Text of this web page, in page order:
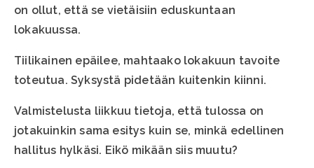
on ollut, että se vietäisiin eduskuntaan
lokakuussa.
Tiilikainen epäilee, mahtaako lokakuun tavoite
toteutua. Syksystä pidetään kuitenkin kiinni.
Valmistelusta liikkuu tietoja, että tulossa on
jotakuinkin sama esitys kuin se, minkä edellinen
hallitus hylkäsi. Eikö mikään siis muutu?